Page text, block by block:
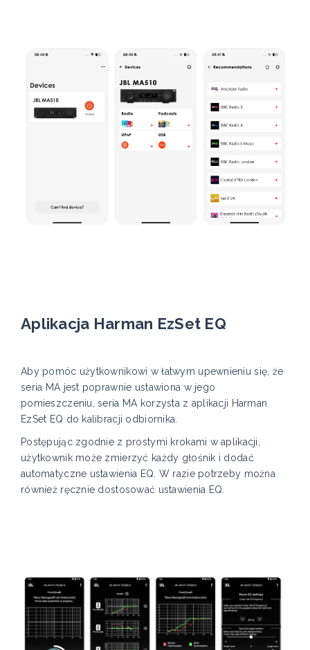
Aplikacja Harman EzSet EQ
Aby pomóc użytkownikowi w łatwym upewnieniu się, że
seria MA jest poprawnie ustawiona w jego
pomieszczeniu, seria MA korzysta z aplikacji Harman
EzSet EQ do kalibracji odbiornika.
Postępując zgodnie z prostymi krokami w aplikacji,
użytkownik może zmierzyć każdy głośnik i dodać
automatyczne ustawienia EQ. W razie potrzeby można
również ręcznie dostosować ustawienia EQ.